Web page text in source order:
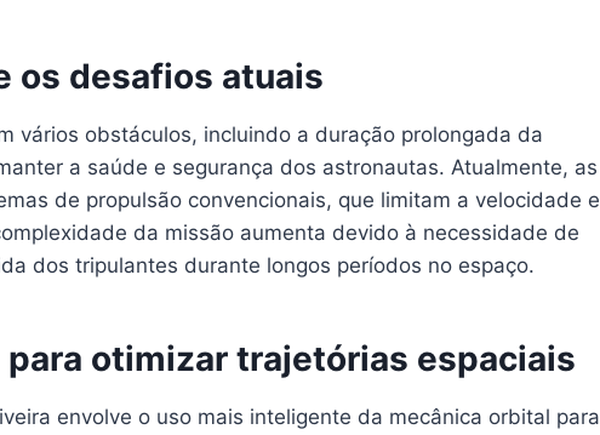
os desafios atuais
vários obstáculos, incluindo a duração prolongada da
a saúde e segurança dos astronautas. Atualmente, as
de propulsão convencionais, que limitam a velocidade e
da missão aumenta devido à necessidade de
dos tripulantes durante longos períodos no espaço.
para otimizar trajetórias espaciais
envolve o uso mais inteligente da mecânica orbital para